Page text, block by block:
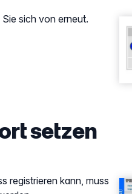
sich von erneut.
setzen
registrieren kann, muss